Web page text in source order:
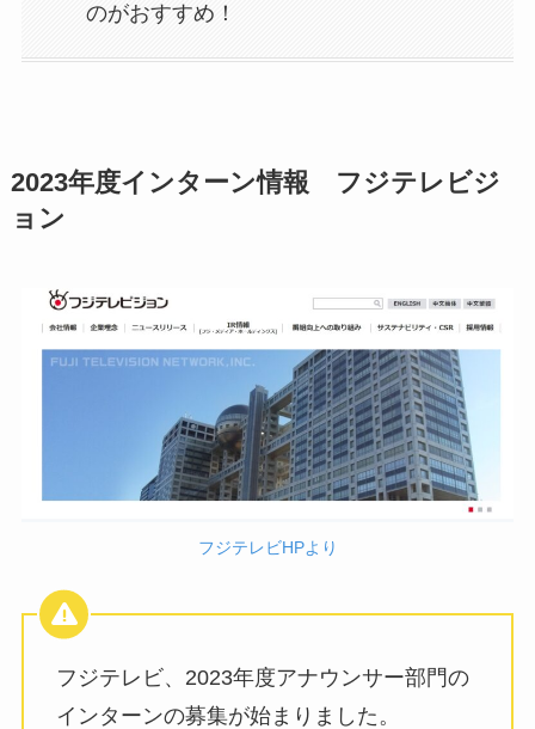
のがおすすめ！
2023年度インターン情報 フジテレビジ
ョン
フジテレビHPより
フジテレビ、2023年度アナウンサー部門の
インターンの募集が始まりました。